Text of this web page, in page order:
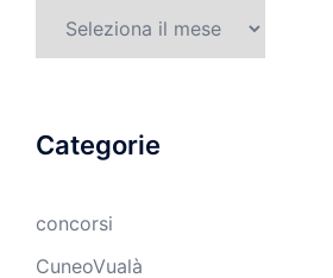
Categorie
concorsi
CuneoVualà